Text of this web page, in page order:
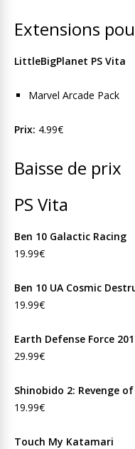
Extensions
LittleBigPlanet PS Vita
Marvel Arcade Pack
Prix: 4.99€
Baisse de prix
PS Vita
Ben 10 Galactic Racing
19.99€
Ben 10 UA Cosmic
19.99€
Earth Defense Force
29.99€
Shinobido 2: Revenge
19.99€
Touch My Katamari